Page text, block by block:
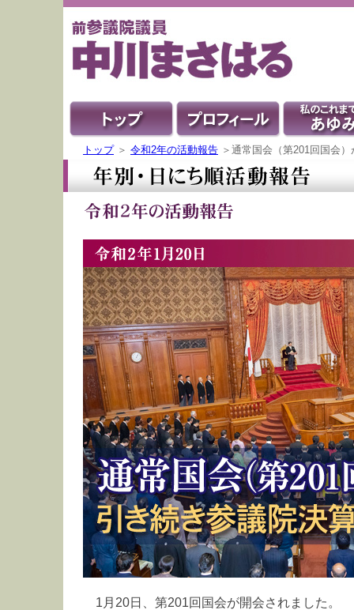
トップ＞ 令和2年の活動報告 ＞通常国会（第201回国会
1月20日、第201回国会が開会されました。